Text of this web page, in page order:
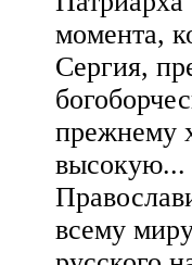
момента,
Сергия,
прежнему
высокую...
всему